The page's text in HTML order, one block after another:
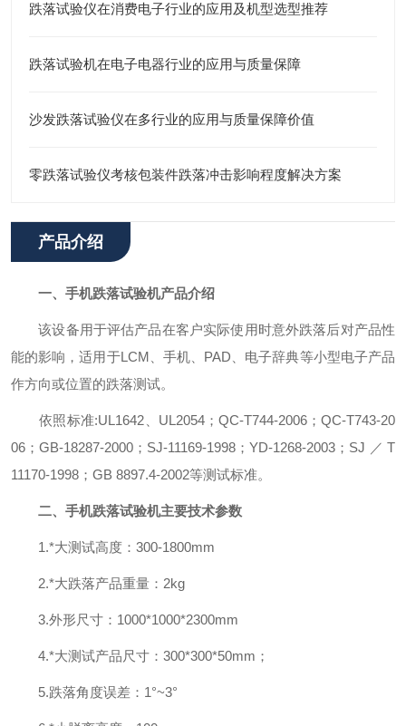
跌落试验仪在消费电子行业的应用及机型选型推荐
跌落试验机在电子电器行业的应用与质量保障
沙发跌落试验仪在多行业的应用与质量保障价值
零跌落试验仪考核包装件跌落冲击影响程度解决方案
产品介绍
一、手机跌落试验机产品介绍
该设备用于评估产品在客户实际使用时意外跌落后对产品性
能的影响，适用于LCM、手机、PAD、电子辞典等小型电子产品
作方向或位置的跌落测试。
依照标准:UL1642、UL2054；QC-T744-2006；QC-T743-20
06；GB-18287-2000；SJ-11169-1998；YD-1268-2003；SJ／T
11170-1998；GB 8897.4-2002等测试标准。
二、手机跌落试验机主要技术参数
1.*大测试高度：300-1800mm
2.*大跌落产品重量：2kg
3.外形尺寸：1000*1000*2300mm
4.*大测试产品尺寸：300*300*50mm；
5.跌落角度误差：1°~3°